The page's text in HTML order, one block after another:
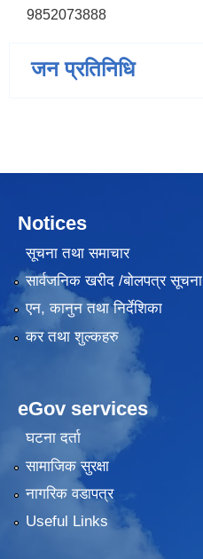
9852073888
जन प्रतिनिधि
Notices
सूचना तथा समाचार
सार्वजनिक खरीद /बोलपत्र सूचना
एन, कानुन तथा निर्देशिका
कर तथा शुल्कहरु
eGov services
घटना दर्ता
सामाजिक सुरक्षा
नागरिक वडापत्र
Useful Links